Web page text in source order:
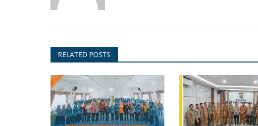
RELATED POSTS
BSPS di BatangPengumuman seleksi pengisian jabatan